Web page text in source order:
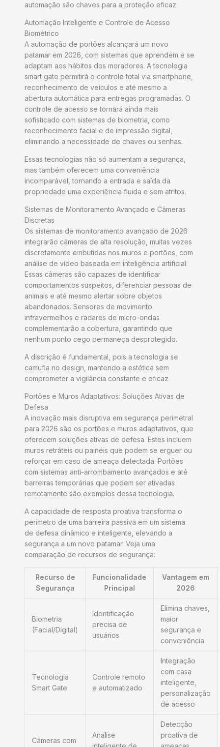
automação são chaves para a proteção eficaz.
Automação Inteligente e Controle de Acesso
Biométrico
A automação de portões alcançará um novo
patamar em 2026, com sistemas que aprendem e se
adaptam aos hábitos dos moradores. A tecnologia
smart gate permitirá o controle total via smartphone,
reconhecimento de veículos e até mesmo a
abertura automática para entregas programadas. O
controle de acesso se tornará ainda mais
sofisticado com sistemas de biometria, como
reconhecimento facial e de impressão digital,
eliminando a necessidade de chaves ou senhas.
Essas tecnologias não só aumentam a segurança,
mas também oferecem uma conveniência
incomparável, tornando a entrada e saída da
propriedade uma experiência fluida e sem atritos.
Sistemas de Monitoramento Avançado e Câmeras
Discretas
Os sistemas de monitoramento avançado de 2026
integrarão câmeras de alta resolução, muitas vezes
discretamente embutidas nos muros e portões, com
análise de vídeo baseada em inteligência artificial.
Essas câmeras são capazes de identificar
comportamentos suspeitos, diferenciar pessoas de
animais e até mesmo alertar sobre objetos
abandonados. Sensores de movimento
infravermelhos e radares de micro-ondas
complementarão a cobertura, garantindo que
nenhum ponto cego permaneça desprotegido.
A discrição é fundamental, pois a tecnologia se
camufla no design, mantendo a estética sem
comprometer a vigilância constante e eficaz.
Portões e Muros Adaptativos: Soluções Ativas de
Defesa
A inovação mais disruptiva em segurança perimetral
para 2026 são os portões e muros adaptativos, que
oferecem soluções ativas de defesa. Estes incluem
muros retráteis ou painéis que podem se erguer ou
reforçar em caso de ameaça detectada. Portões
com sistemas anti-arrombamento avançados e até
barreiras temporárias que podem ser ativadas
remotamente são exemplos dessa tecnologia.
A capacidade de resposta proativa transforma o
perímetro de uma barreira passiva em um sistema
de defesa dinâmico e inteligente, elevando a
segurança a um novo patamar. Veja uma
comparação de recursos de segurança:
Recurso de
Segurança
Funcionalidade
Principal
Vantagem em
2026
Biometria
(Facial/Digital)
Identificação
precisa de
usuários
Elimina chaves,
maior
segurança e
conveniência
Tecnologia
Smart Gate
Controle remoto
e automatizado
Integração
com casa
inteligente,
personalização
de acesso
Câmeras com
Análise
Detecção
proativa de